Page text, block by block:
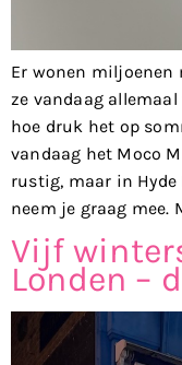
Er wonen miljoenen
ze vandaag
hoe druk het op
vandaag het Moco
rustig, maar in
neem je graag
Vijf
Londen –